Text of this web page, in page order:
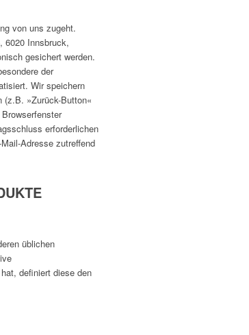
von uns zugeht.
6020 Innsbruck,
gesichert werden.
der
Wir speichern
(z.B. »Zurück-Button«
erforderlichen
Adresse zutreffend
üblichen
definiert diese den